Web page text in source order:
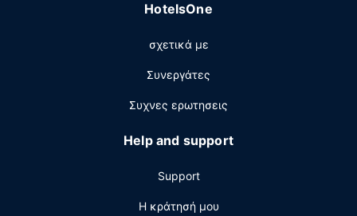
HotelsOne
σχετικά με
Συνεργάτες
Συχνες ερωτησεις
Help and support
Support
Η κράτησή μου